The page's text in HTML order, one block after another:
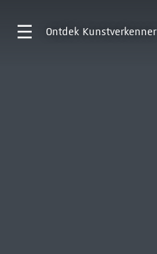
Ontdek Kunstverkenner